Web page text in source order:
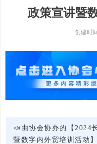
政策宣讲暨
📣由协会协办的【2024
暨数字内外贸培训活动】
创建时